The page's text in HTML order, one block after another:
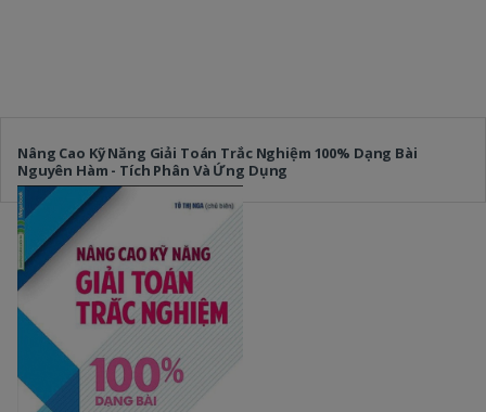
Nâng Cao Kỹ Năng Giải Toán Trắc Nghiệm 100% Dạng Bài
Nguyên Hàm - Tích Phân Và Ứng Dụng